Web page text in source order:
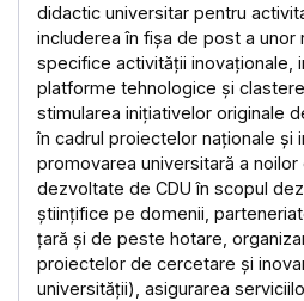
didactic universitar pentru
includerea în fișa de post a unor
specifice activității inovaționale,
platforme tehnologice și clastere
stimularea inițiativelor originale
în cadrul proiectelor naționale și
promovarea universitară a
dezvoltate de CDU în scopul
științifice pe domenii,
țară și de peste hotare,
proiectelor de cercetare și
universității), asigurarea